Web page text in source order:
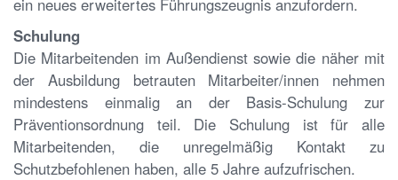
ein neues erweitertes Führungszeugnis anzufordern.
Schulung
Die Mitarbeitenden im Außendienst sowie die näher mit
der Ausbildung betrauten Mitarbeiter/innen nehmen
mindestens einmalig an der Basis-Schulung zur
Präventionsordnung teil. Die Schulung ist für alle
Mitarbeitenden, die unregelmäßig Kontakt zu
Schutzbefohlenen haben, alle 5 Jahre aufzufrischen.